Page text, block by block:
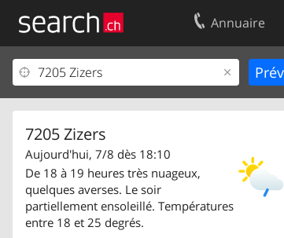
Annuaire
7205 Zizers
Aujourd'hui, 7/8 dès 18:10
De 18 à 19 heures très nuageux,
quelques averses. Le soir
partiellement ensoleillé. Températures
entre 18 et 25 degrés.
Votre inscription
Centre clients